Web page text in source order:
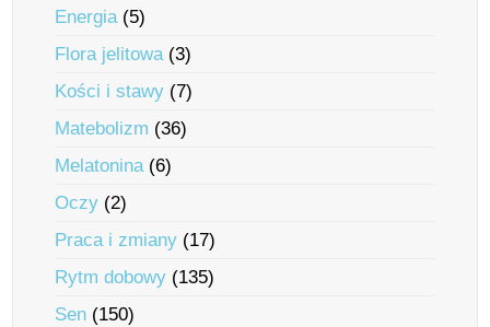
Energia(5)
Flora jelitowa(3)
Kości i stawy (7)
Matebolizm (36)
Melatonina(6)
Oczy (2)
Praca i zmiany (17)
Rytm dobowy (135)
Sen (150)